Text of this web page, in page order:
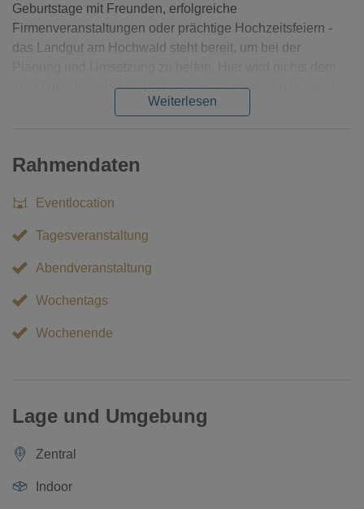
Geburtstage mit Freunden, erfolgreiche
Firmenveranstaltungen oder prächtige Hochzeitsfeiern -
das Landgut am Hochwald steht bereit, um bei der
Zufall überlassen, und Ihre Veranstaltung wird ganz nach
Ihren Vorstellungen gestaltet. Das Landgut am Hochwald
machen.
Weiterlesen
Rahmendaten
Eventlocation
Tagesveranstaltung
Abendveranstaltung
Wochentags
Wochenende
Lage und Umgebung
Zentral
Indoor